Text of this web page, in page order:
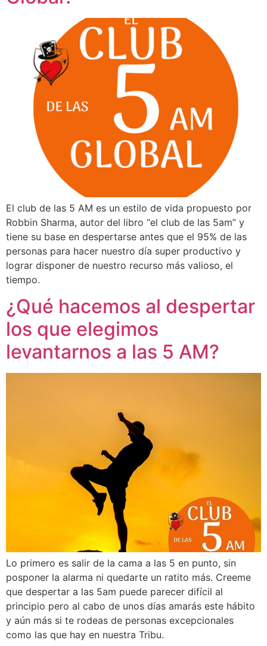
El club de las 5 AM es un estilo de vida propuesto por
Robbin Sharma, autor del libro “el club de las 5am” y
tiene su base en despertarse antes que el 95% de las
personas para hacer nuestro día super productivo y
lograr disponer de nuestro recurso más valioso, el
tiempo.
¿Qué hacemos al despertar
los que elegimos
levantarnos a las 5 AM?
Lo primero es salir de la cama a las 5 en punto, sin
posponer la alarma ni quedarte un ratito más. Creeme
que despertar a las 5am puede parecer difícil al
principio pero al cabo de unos días amarás este hábito
y aún más si te rodeas de personas excepcionales
como las que hay en nuestra Tribu.